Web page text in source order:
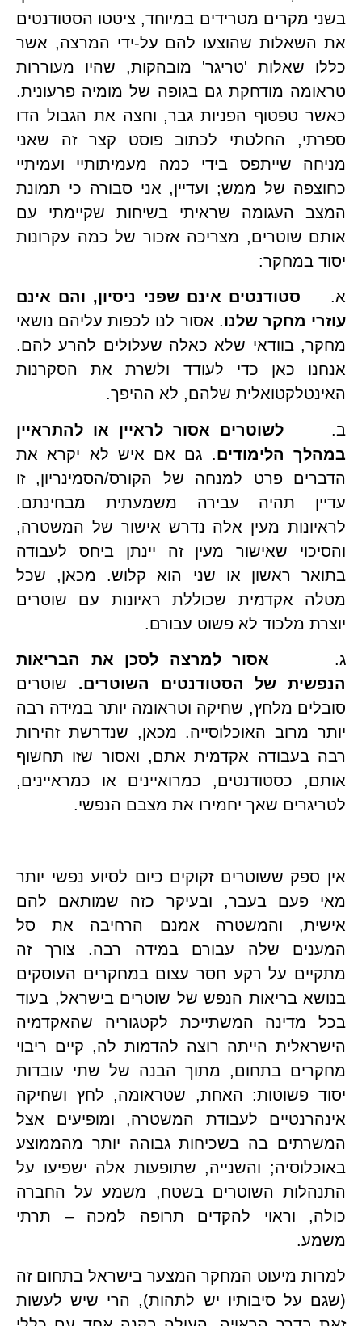
בשני מקרים מטרידים במיוחד, ציטטו הסטודנטים
את השאלות שהוצעו להם על-ידי המרצה, אשר
כללו שאלות 'טריגר' מובהקות, שהיו מעוררות
טראומה מודחקת גם בגופה של מומיה פרעונית.
כאשר טפטוף הפניות גבר, וחצה את הגבול הדו
מניחה שייתפס בידי כמה מעמיתותיי ועמיתיי
כחוצפה של ממש; ועדיין, אני סבורה כי תמונת
המצב העגומה שראיתי בשיחות שקיימתי עם
אותם שוטרים, מצריכה אזכור של כמה עקרונות
במחקר:
מחקר שלנו
אנחנו כאן כדי לעודד ולשרת את הסקרנות
שלהם, לא ההיפך.
לשוטרים אסור לראיין או להתראיין
הלימודים
. גם אם איש לא יקרא את
הדברים פרט למנחה של הקורס/הסמינריון, זו
עדיין תהיה עבירה משמעתית מבחינתם.
לראיונות מעין אלה נדרש אישור של המשטרה,
והסיכוי שאישור מעין זה יינתן ביחס לעבודה
בתואר ראשון או שני הוא קלוש. מכאן, שכל
מטלה אקדמית שכוללת ראיונות עם שוטרים
מלכוד לא פשוט עבורם.
אסור למרצה לסכן את הבריאות
של הסטודנטים השוטרים.
שוטרים
סובלים מלחץ, שחיקה וטראומה יותר במידה רבה
יותר מרוב האוכלוסייה. מכאן, שנדרשת זהירות
רבה בעבודה אקדמית אתם, ואסור שזו תחשוף
אותם, כסטודנטים, כמרואיינים או כמראיינים,
שאך יחמירו את מצבם הנפשי.
אין ספק ששוטרים זקוקים כיום לסיוע נפשי יותר
אישית, והמשטרה אמנם הרחיבה את סל
המענים שלה עבורם במידה רבה. צורך זה
מתקיים על רקע חסר עצום במחקרים העוסקים
בנושא בריאות הנפש של שוטרים בישראל, בעוד
בכל מדינה המשתייכת לקטגוריה שהאקדמיה
הישראלית הייתה רוצה להדמות לה, קיים ריבוי
מחקרים בתחום, מתוך הבנה של שתי עובדות
יסוד פשוטות: האחת, שטראומה, לחץ ושחיקה
אינהרנטיים לעבודת המשטרה, ומופיעים אצל
המשרתים בה בשכיחות גבוהה יותר מהממוצע
באוכלוסיה; והשנייה, שתופעות אלה ישפיעו על
התנהלות השוטרים בשטח, משמע על החברה
למרות מיעוט המחקר המצער בישראל בתחום זה
(שגם על סיבותיו יש לתהות), הרי שיש לעשות